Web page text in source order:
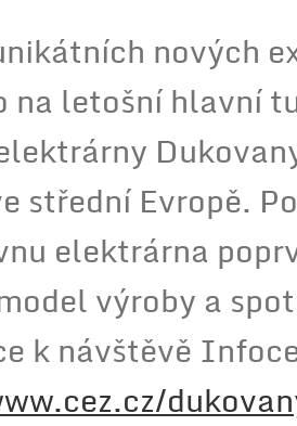
nových
na letošní hlavní
střední Evropě.
elektrárna
výroby a
k návštěvě